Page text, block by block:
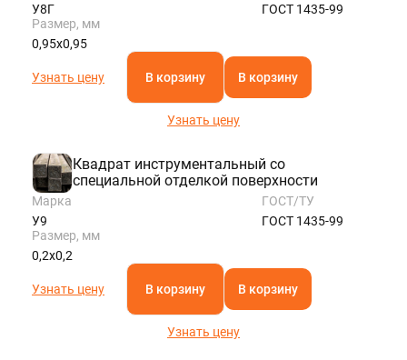
У8Г
ГОСТ 1435-99
Размер, мм
0,95х0,95
Узнать цену В корзину В корзину
Узнать цену
Квадрат инструментальный со
специальной отделкой поверхности
Марка
У9
ГОСТ/ТУ
ГОСТ 1435-99
Размер, мм
0,2х0,2
Узнать цену В корзину В корзину
Узнать цену